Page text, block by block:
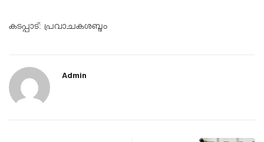
കടപ്പാട്: പ്രവാചകശബ്ദം
Admin